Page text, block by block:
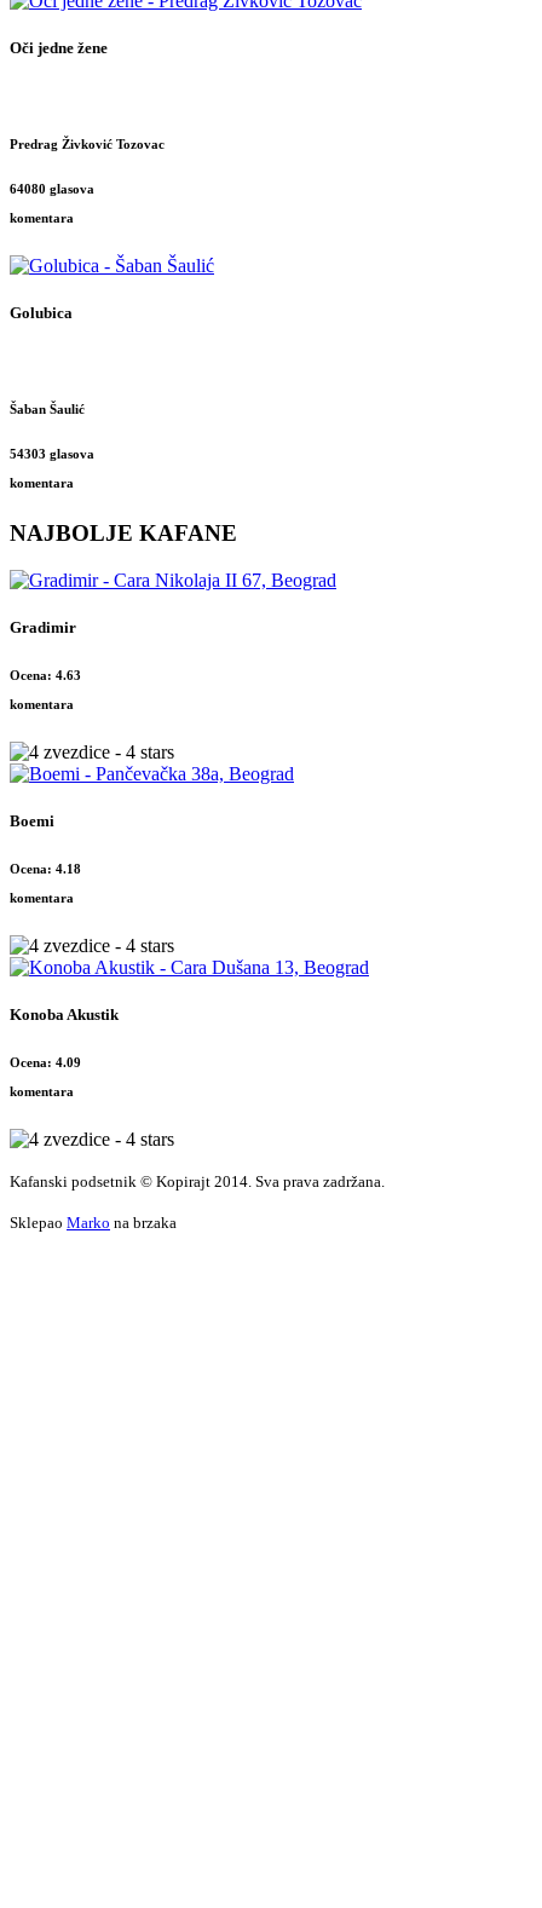
Oči jedne žene
Predrag Živković Tozovac
64080 glasova
komentara
Golubica
Šaban Šaulić
54303 glasova
komentara
NAJBOLJE KAFANE
Gradimir
Ocena: 4.63
komentara
Boemi
Ocena: 4.18
komentara
Konoba Akustik
Ocena: 4.09
komentara
Kafanski podsetnik © Kopirajt 2014. Sva prava zadržana.
Sklepao Marko na brzaka